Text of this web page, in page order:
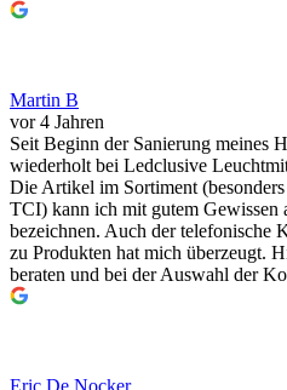
Martin B
vor 4 Jahren
Seit Beginn der Sanierung meines
wiederholt bei Ledclusive
Die Artikel im Sortiment
TCI) kann ich mit gutem Gewissen
bezeichnen. Auch der telefonische
zu Produkten hat mich überzeugt.
beraten und bei der Auswahl der
Eric De Nocker